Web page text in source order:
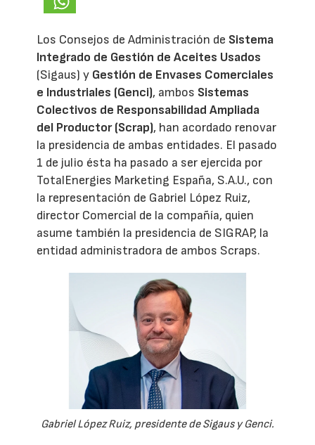
Los Consejos de Administración de Sistema
Integrado de Gestión de Aceites Usados
(Sigaus) y Gestión de Envases Comerciales
e Industriales (Genci), ambos Sistemas
Colectivos de Responsabilidad Ampliada
del Productor (Scrap), han acordado renovar
la presidencia de ambas entidades. El pasado
1 de julio ésta ha pasado a ser ejercida por
TotalEnergies Marketing España, S.A.U., con
la representación de Gabriel López Ruiz,
director Comercial de la compañía, quien
asume también la presidencia de SIGRAP, la
entidad administradora de ambos Scraps.
Gabriel López Ruiz, presidente de Sigaus y Genci.